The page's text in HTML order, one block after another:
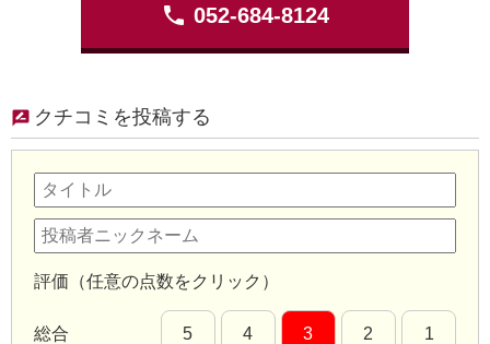
phone 052-684-8124
クチコミを投稿する
評価（任意の点数をクリック）
総合 5 4 3 2 1